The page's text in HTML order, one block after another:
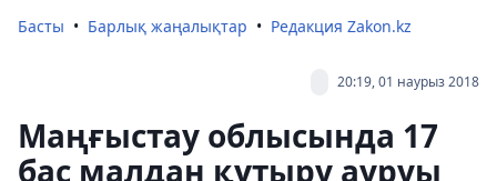
Басты Барлық жаңалықтар Редакция Zakon.kz
20:19, 01 наурыз 2018
Маңғыстау облысында 17
бас малдан құтыру ауруы